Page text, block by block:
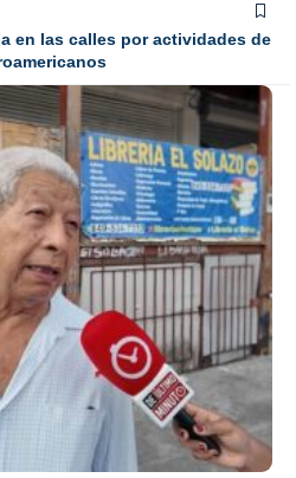
en las calles por actividades de